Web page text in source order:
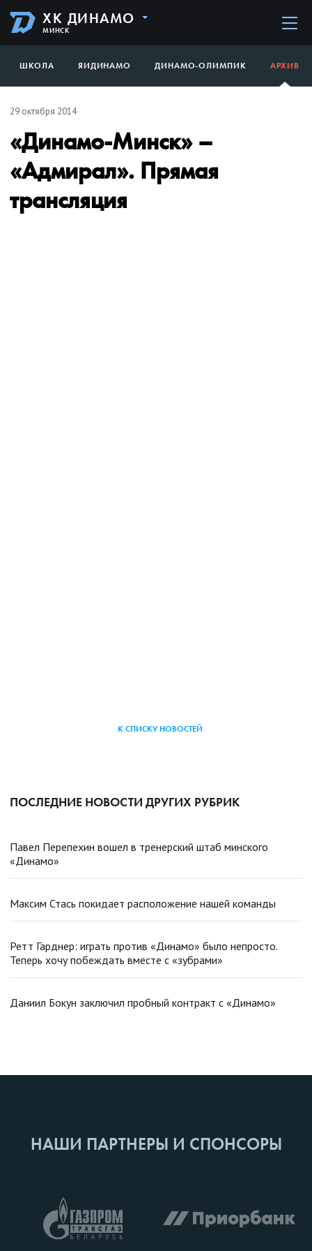
ХК ДИНАМО
МИНСК
ШКОЛА ЯИДИНАМО ДИНАМО-ОЛИМПИК АРХИВ
29 октября 2014
«Динамо-Минск» –
«Адмирал». Прямая
трансляция
К СПИСКУ НОВОСТЕЙ
ПОСЛЕДНИЕ НОВОСТИ ДРУГИХ РУБРИК
Павел Перепехин вошел в тренерский штаб минского
«Динамо»
Максим Стась покидает расположение нашей команды
Ретт Гарднер: играть против «Динамо» было непросто.
Теперь хочу побеждать вместе с «зубрами»
Даниил Бокун заключил пробный контракт с «Динамо»
НАШИ ПАРТНЕРЫ И СПОНСОРЫ